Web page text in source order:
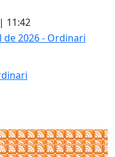
11:42
2026 - Ordinari